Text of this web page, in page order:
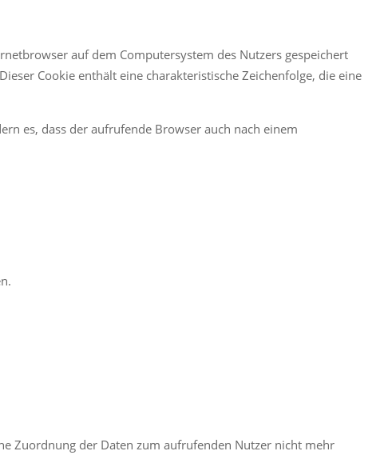
auf dem Computersystem des Nutzers gespeichert
Cookie enthält eine charakteristische Zeichenfolge, die eine
es, dass der aufrufende Browser auch nach einem
Zuordnung der Daten zum aufrufenden Nutzer nicht mehr